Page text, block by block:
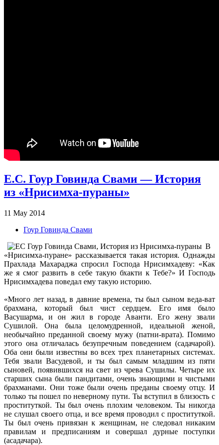
Е.С. Гоур Говинда Свами — История
из «Нрисимха-пураны»
11 May 2014
Гоур Говинда Свами
В
«Нрисимха-пуране» рассказывается такая история. Однажды
Прахлада Махараджа спросил Господа Нрисимхадеву: «Как
же я смог развить в себе такую бхакти к Тебе?» И Господь
Нрисимхадева поведал ему такую историю.
«Много лет назад, в давние времена, ты был сыном веда-ват
брахмана, который был чист сердцем. Его имя было
Васушарма, и он жил в городе Аванти. Его жену звали
Сушилой. Она была целомудренной, идеальной женой,
необычайно преданной своему мужу (патни-врата). Помимо
этого она отличалась безупречным поведением (садачарой).
Оба они были известны во всех трех планетарных системах.
Тебя звали Васудевой, и ты был самым младшим из пяти
сыновей, появившихся на свет из чрева Сушилы. Четыре их
старших сына были пандитами, очень знающими и чистыми
брахманами. Они тоже были очень преданы своему отцу. И
только ты пошел по неверному пути. Ты вступил в близость с
проституткой. Ты был очень плохим человеком. Ты никогда
не слушал своего отца, и все время проводил с проституткой.
Ты был очень привязан к женщинам, не следовал никаким
правилам и предписаниям и совершал дурные поступки
(асадачара).